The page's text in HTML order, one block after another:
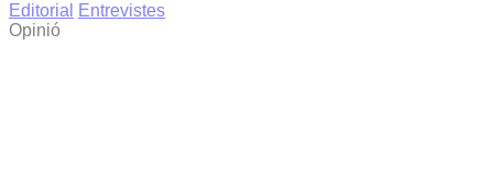
Editorial
Entrevistes
Opinió